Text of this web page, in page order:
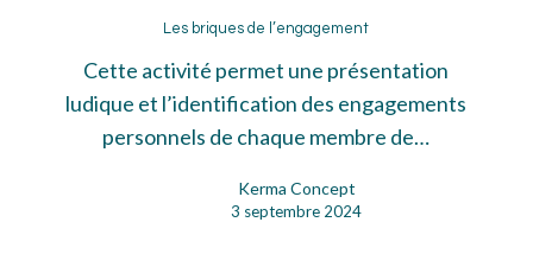
briques
de
l’engagement
Les briques de l’engagement
Cette activité permet une présentation
ludique et l’identification des engagements
personnels de chaque membre de…
Kerma Concept
3 septembre 2024